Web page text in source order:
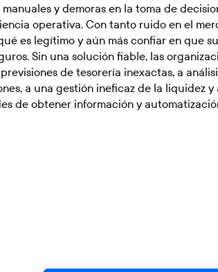
y demoras en la toma de
operativa. Con tanto ruido en el
es legítimo y aún más confiar en que
Sin una solución fiable, las
de tesorería inexactas, a
a una gestión ineficaz de la liquidez y
de obtener información y